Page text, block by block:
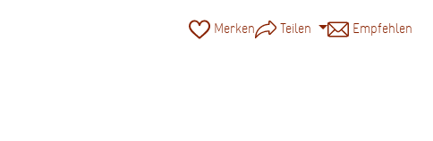
Merken Teilen Empfehlen